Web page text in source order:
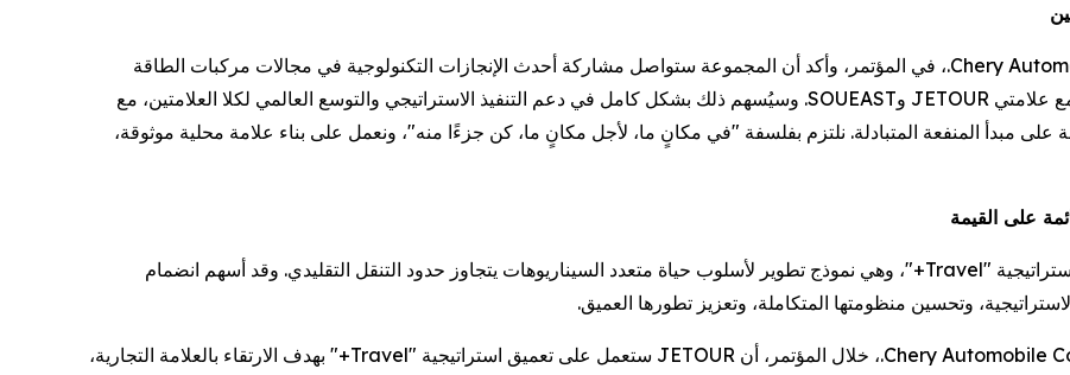
شارك Yin Tongyue، رئيس مجلس إدارة Chery Automobile Co., Ltd.، في المؤتمر، وأكد أن المجموعة ستواصل مشاركة أحدث الإنجازات التكنولوجية في مجالات مركبات الطاقة
الجديدة (NEV)، والذكاء، والأنظمة الهجينة للطرق الوعرة مع علامتي JETOUR وSOUEAST. وسيُسهم ذلك بشكل كامل في دعم التنفيذ الاستراتيجي والتوسع العالمي لكلا العلامتين، مع
على مبدأ المنفعة المتبادلة. نلتزم بفلسفة "في مكانٍ ما، لأجل مكانٍ ما، كن جزءًا منه"، ونعمل على بناء علامة محلية موثوقة،
منذ إطلاقها في عام 2018، التزمت JETOUR باستمرار باستراتيجية "Travel+"، وهي نموذج تطوير لأسلوب حياة متعدد السيناريوهات يتجاوز حدود التنقل التقليدي. وقد أسهم انضمام
أوضح Li Xueyong، النائب التنفيذي لرئيس شركة Chery Automobile Co., Ltd.، خلال المؤتمر، أن JETOUR ستعمل على تعميق استراتيجية "Travel+" بهدف الارتقاء بالعلامة التجارية،